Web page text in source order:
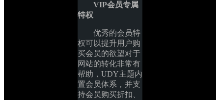
VIP会员专属
特权
优秀的会员特
权可以提升用户购
买会员的欲望对于
网站的转化非常有
帮助，UDY主题内
置会员体系，并支
持会员购买折扣、